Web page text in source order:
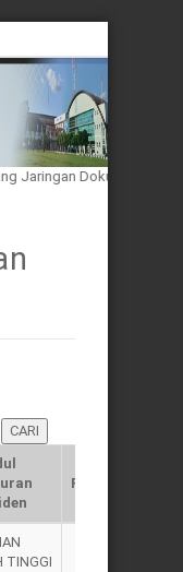
Jaringan Dokumentasi
Peraturan
TINGGI